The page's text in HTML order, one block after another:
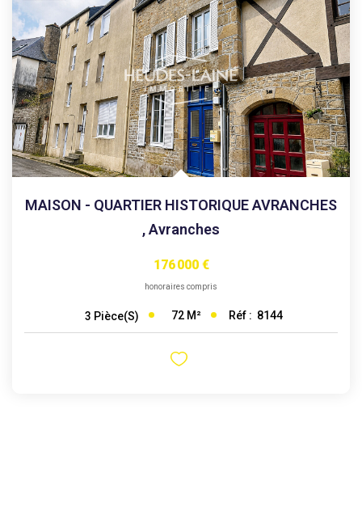
MAISON - QUARTIER HISTORIQUE AVRANCHES
,Avranches
176 000 €
honoraires compris
3 Pièce(s) 72 M² Réf : 8144